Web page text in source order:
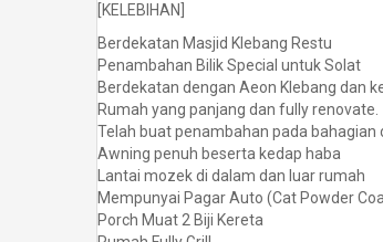
[KELEBIHAN]
Berdekatan Masjid Klebang Restu
Penambahan Bilik Special untuk Solat
Berdekatan dengan Aeon Klebang dan
Rumah yang panjang dan fully renovate.
Telah buat penambahan pada bahagian
Awning penuh beserta kedap haba
Lantai mozek di dalam dan luar rumah
Mempunyai Pagar Auto (Cat Powder
Porch Muat 2 Biji Kereta